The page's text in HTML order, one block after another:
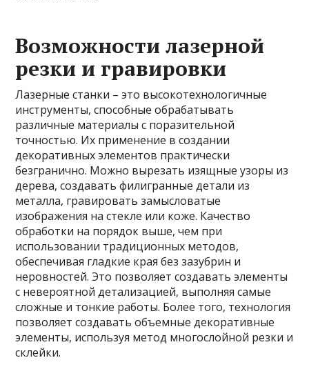
Возможности лазерной
резки и гравировки
Лазерные станки – это высокотехнологичные
инструменты, способные обрабатывать
различные материалы с поразительной
точностью. Их применение в создании
декоративных элементов практически
безгранично. Можно вырезать изящные узоры из
дерева, создавать филигранные детали из
металла, гравировать замысловатые
изображения на стекле или коже. Качество
обработки на порядок выше, чем при
использовании традиционных методов,
обеспечивая гладкие края без зазубрин и
неровностей. Это позволяет создавать элементы
с невероятной детализацией, выполняя самые
сложные и тонкие работы. Более того, технология
позволяет создавать объемные декоративные
элементы, используя метод многослойной резки и
склейки.